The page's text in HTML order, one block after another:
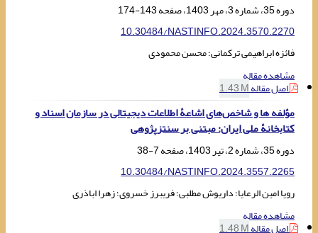
دوره 35، شماره 3، مهر 1403، صفحه
143-174
10.30484/NASTINFO.2024.3570.2270
فائزه ابراهیمی ترکمانی؛ محسن محمودی
مشاهده مقاله
اصل مقاله1.43 M
مؤلفه ها و شاخص‌های اشاعۀ اطلاعات دیجیتالی در سازمان اسناد و
کتابخانۀ ملی ایران: مبتنی بر سنتزپژوهی
دوره 35، شماره 2، تیر 1403، صفحه
7-38
10.30484/NASTINFO.2024.3557.2265
رویا امین الرعایا؛ داریوش مطلبی؛ فریبرز خسروی؛ زهرا اباذری
مشاهده مقاله
اصل مقاله1.48 M